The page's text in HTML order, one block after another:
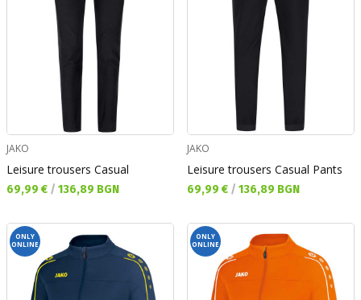
JAKO
Leisure trousers Casual
Текуща цена:
69,99 € / 136,89 BGN
JAKO
Leisure trousers Casual Pants
Текуща цена:
69,99 € / 136,89 BGN
ONLY
ONLINE
ONLY
ONLINE